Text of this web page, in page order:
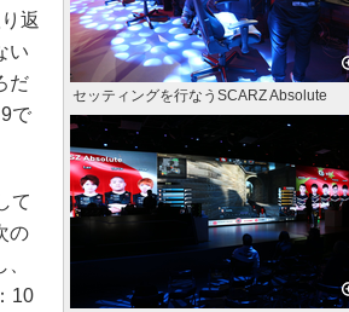
セッティングを行なうSCARZ Absolute
返
い
だ
で
て
の
10